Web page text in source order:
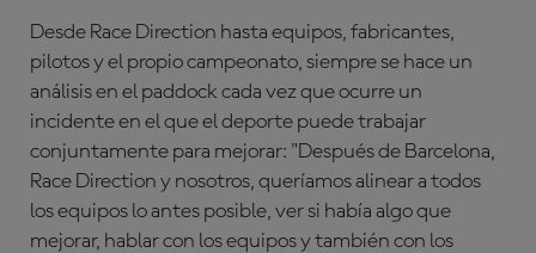
Desde Race Direction hasta equipos, fabricantes,
pilotos y el propio campeonato, siempre se hace un
análisis en el paddock cada vez que ocurre un
incidente en el que el deporte puede trabajar
conjuntamente para mejorar: "Después de Barcelona,
Race Direction y nosotros, queríamos alinear a todos
los equipos lo antes posible, ver si había algo que
mejorar, hablar con los equipos y también con los